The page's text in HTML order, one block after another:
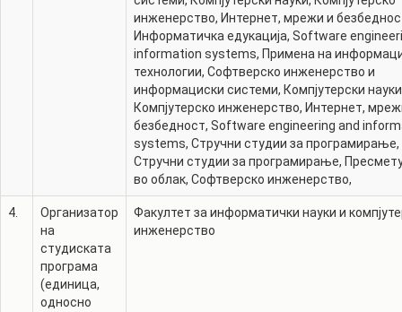
инженерство, Интернет, мрежи и
Информатичка едукација, Software
information systems, Примена на
технологии, Софтверско инженерство и
информациски системи, Компјутерски науки
Компјутерско инженерство, Интернет,
безбедност, Software engineering and
systems, Стручни студии за програмирање,
Стручни студии за програмирање,
во облак, Софтверско инженерство,
4.
Организатор
на
студиската
програма
(единица,
односно
Факултет за информатички науки и
инженерство